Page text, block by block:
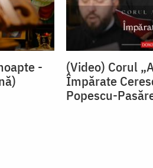
-
(Video) Corul
⁠Împărate
Popescu-